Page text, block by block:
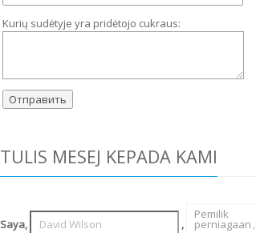
Kurių sudėtyje yra pridėtojo cukraus:
TULIS MESEJ KEPADA KAMI
Saya, ,
Pemilik
perniagaan,